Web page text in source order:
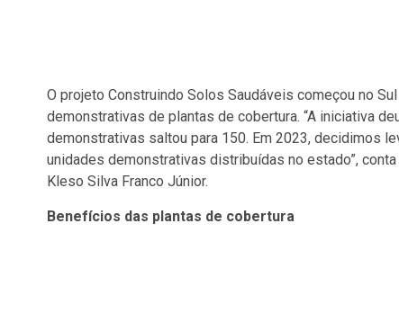
O projeto Construindo Solos Saudáveis começou no
demonstrativas de plantas de cobertura. “A iniciativa
demonstrativas saltou para 150. Em 2023, decidimos
unidades demonstrativas distribuídas no estado”,
Kleso Silva Franco Júnior.
Benefícios das plantas de cobertura